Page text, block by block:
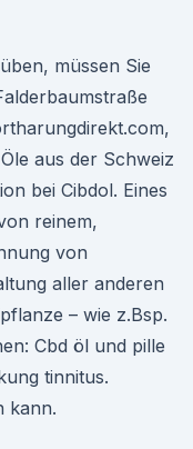
müssen Sie
aus der Schweiz
bei Cibdol. Eines
reinem,
von
aller anderen
– wie z.Bsp.
Cbd öl und pille
tinnitus.
kann.